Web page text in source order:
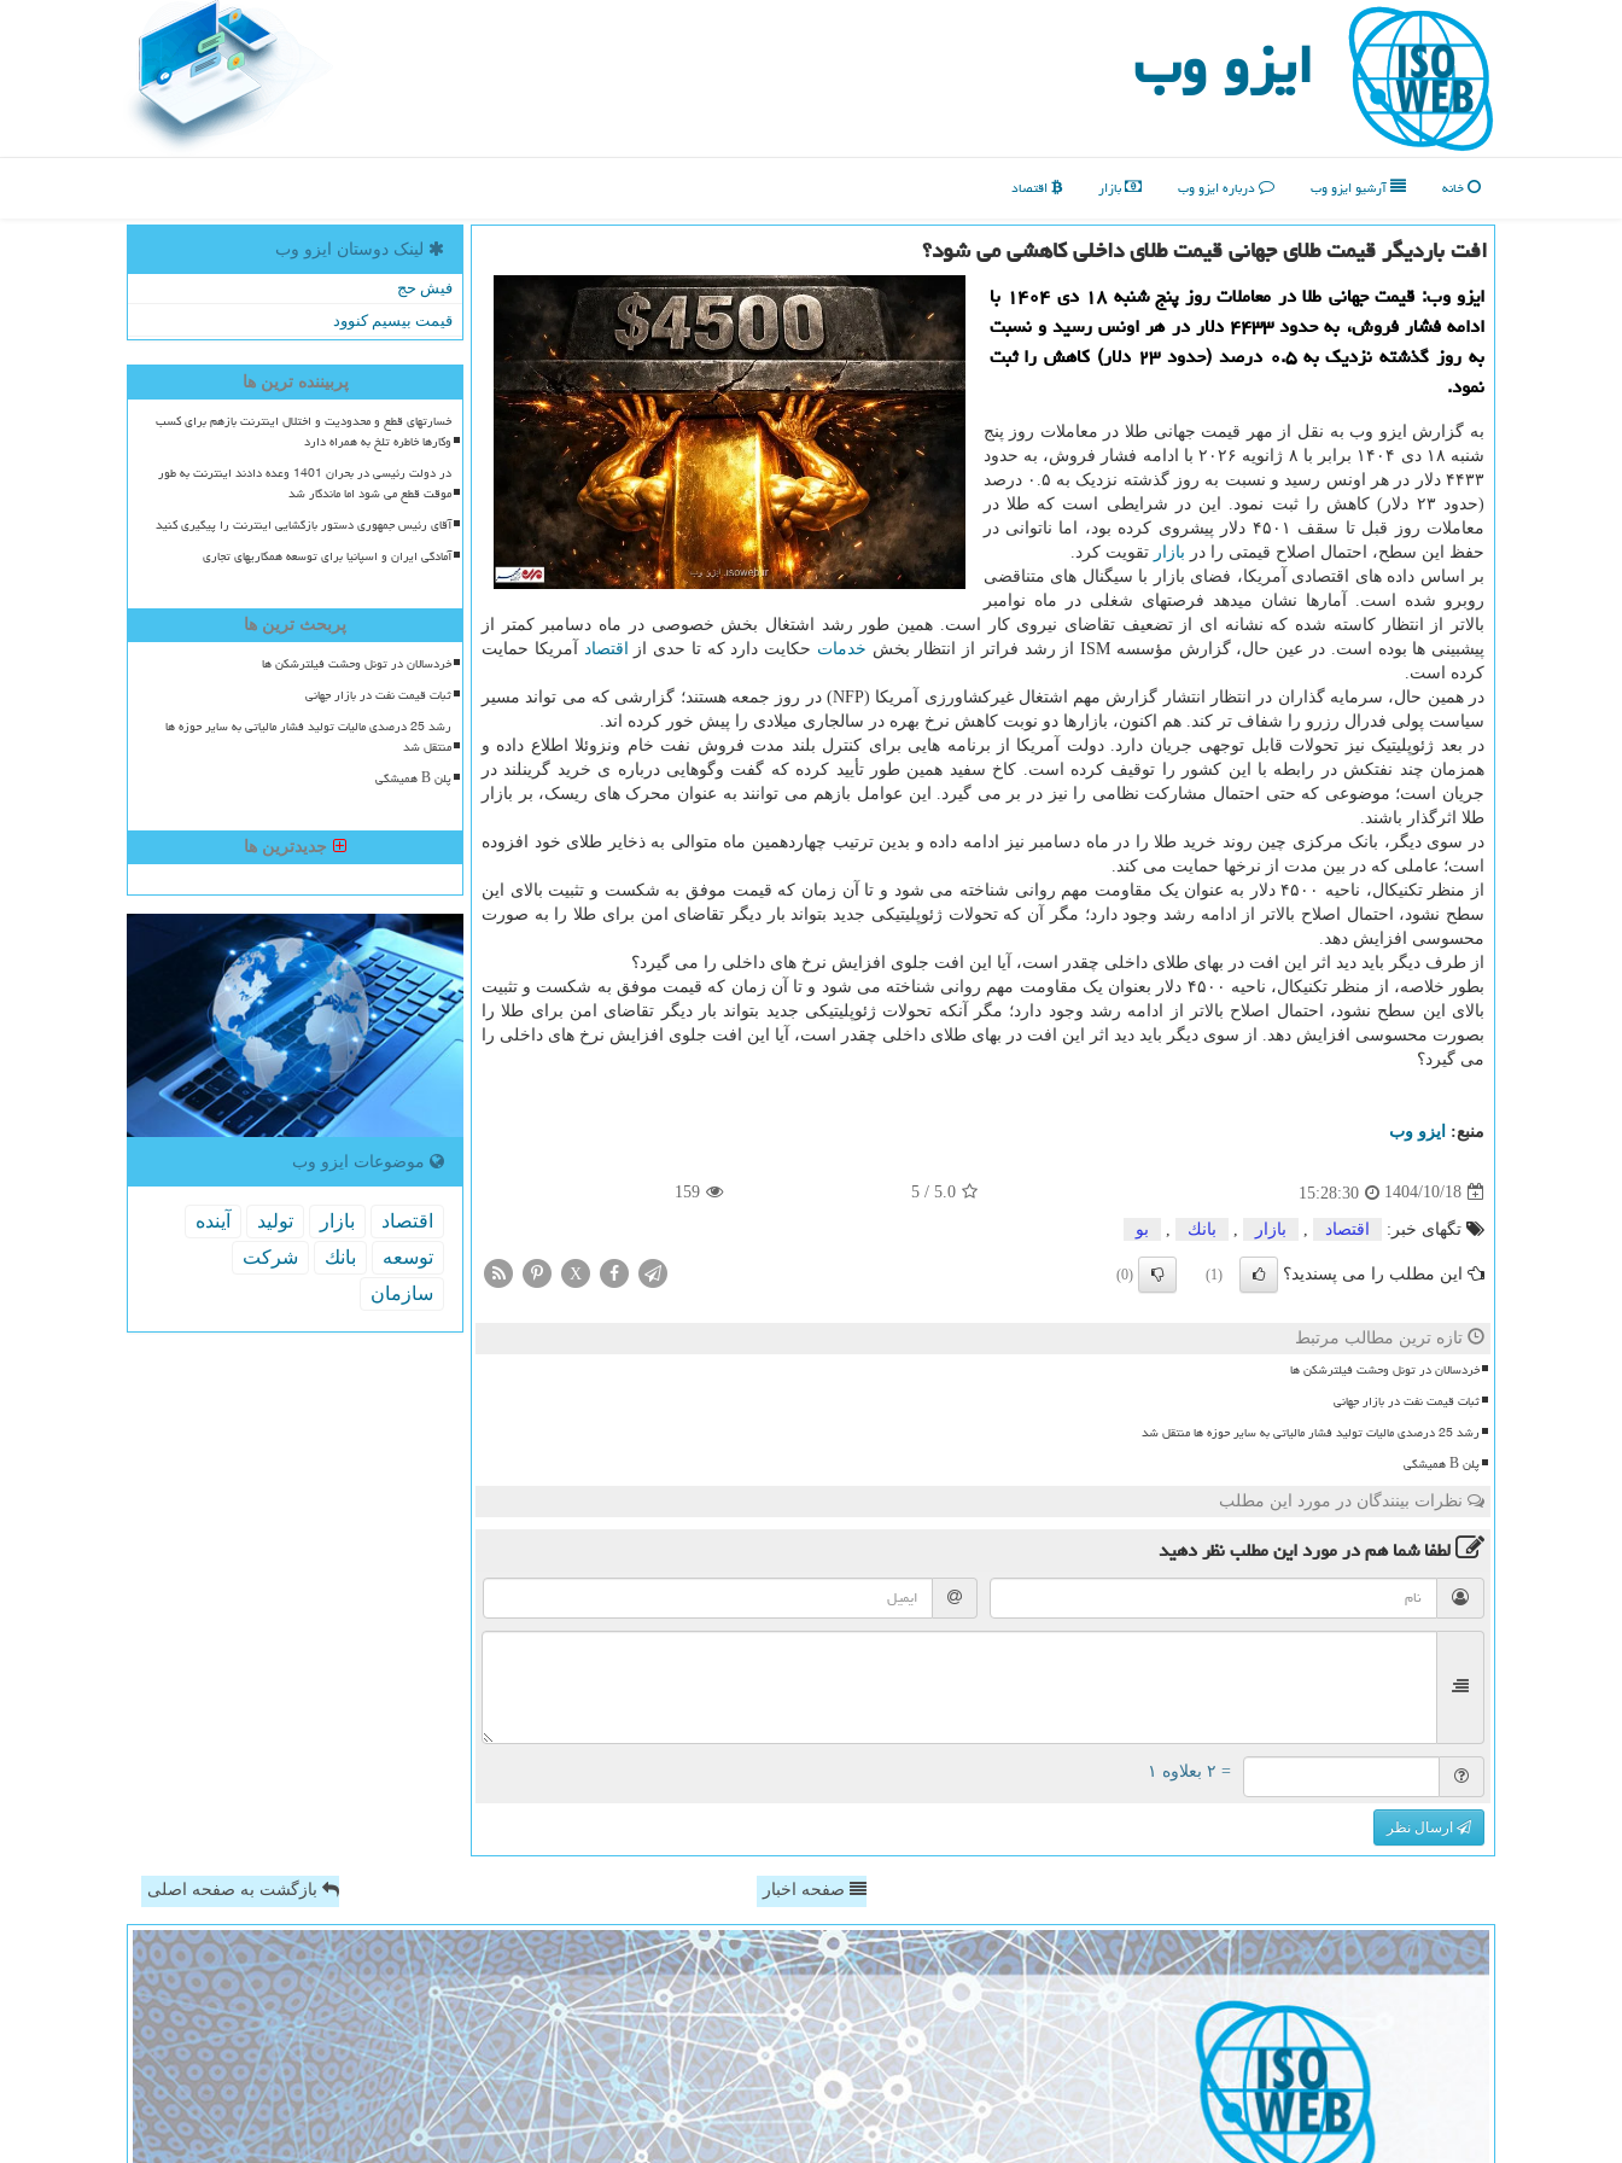
ایزو وب
خانه آرشیو ایزو وب درباره ایزو وب بازار اقتصاد
افت باردیگر قیمت طلای جهانی قیمت طلای داخلی کاهشی می شود؟
ایزو وب: قیمت جهانی طلا در معاملات روز پنج شنبه ۱۸ دی ۱۴۰۴ با
ادامه فشار فروش، به حدود ۴۴۳۳ دلار در هر اونس رسید و نسبت
به روز گذشته نزدیک به ۰.۵ درصد (حدود ۲۳ دلار) کاهش را ثبت
نمود.
به گزارش ایزو وب به نقل از مهر قیمت جهانی طلا در معاملات روز پنج
شنبه ۱۸ دی ۱۴۰۴ برابر با ۸ ژانویه ۲۰۲۶ با ادامه فشار فروش، به حدود
۴۴۳۳ دلار در هر اونس رسید و نسبت به روز گذشته نزدیک به ۰.۵ درصد
(حدود ۲۳ دلار) کاهش را ثبت نمود. این در شرایطی است که طلا در
معاملات روز قبل تا سقف ۴۵۰۱ دلار پیشروی کرده بود، اما ناتوانی در
حفظ این سطح، احتمال اصلاح قیمتی را در بازار تقویت کرد.
بر اساس داده های اقتصادی آمریکا، فضای بازار با سیگنال های متناقضی
روبرو شده است. آمارها نشان میدهد فرصتهای شغلی در ماه نوامبر
بالاتر از انتظار کاسته شده که نشانه ای از تضعیف تقاضای نیروی کار است. همین طور رشد اشتغال بخش خصوصی در ماه دسامبر کمتر از
پیشبینی ها بوده است. در عین حال، گزارش مؤسسه ISM از رشد فراتر از انتظار بخش
خدمات حکایت دارد که تا حدی از اقتصاد آمریکا حمایت
کرده است.
در همین حال، سرمایه گذاران در انتظار انتشار گزارش مهم اشتغال غیرکشاورزی آمریکا (NFP) در روز جمعه هستند؛ گزارشی که می تواند مسیر
سیاست پولی فدرال رزرو را شفاف تر کند. هم اکنون، بازارها دو نوبت کاهش نرخ بهره در سالجاری میلادی را پیش خور کرده اند.
در بعد ژئوپلیتیک نیز تحولات قابل توجهی جریان دارد. دولت آمریکا از برنامه هایی برای کنترل بلند مدت فروش نفت خام ونزوئلا اطلاع داده و
همزمان چند نفتکش در رابطه با این کشور را توقیف کرده است. کاخ سفید همین طور تأیید کرده که گفت وگوهایی درباره ی خرید گرینلند در
جریان است؛ موضوعی که حتی احتمال مشارکت نظامی را نیز در بر می گیرد. این عوامل بازهم می توانند به عنوان محرک های ریسک، بر بازار
طلا اثرگذار باشند.
در سوی دیگر، بانک مرکزی چین روند خرید طلا را در ماه دسامبر نیز ادامه داده و بدین ترتیب چهاردهمین ماه متوالی به ذخایر طلای خود افزوده
است؛ عاملی که در بین مدت از نرخها حمایت می کند.
از منظر تکنیکال، ناحیه ۴۵۰۰ دلار به عنوان یک مقاومت مهم روانی شناخته می شود و تا آن زمان که قیمت موفق به شکست و تثبیت بالای این
سطح نشود، احتمال اصلاح بالاتر از ادامه رشد وجود دارد؛ مگر آن که تحولات ژئوپلیتیکی جدید بتواند بار دیگر تقاضای امن برای طلا را به صورت
محسوسی افزایش دهد.
از طرف دیگر باید دید اثر این افت در بهای طلای داخلی چقدر است، آیا این افت جلوی افزایش نرخ های داخلی را می گیرد؟
بطور خلاصه، از منظر تکنیکال، ناحیه ۴۵۰۰ دلار بعنوان یک مقاومت مهم روانی شناخته می شود و تا آن زمان که قیمت موفق به شکست و تثبیت
بالای این سطح نشود، احتمال اصلاح بالاتر از ادامه رشد وجود دارد؛ مگر آنکه تحولات ژئوپلیتیکی جدید بتواند بار دیگر تقاضای امن برای طلا را
بصورت محسوسی افزایش دهد. از سوی دیگر باید دید اثر این افت در بهای طلای داخلی چقدر است، آیا این افت جلوی افزایش نرخ های داخلی را
می گیرد؟
منبع: ایزو وب
1404/10/18
15:28:30
5.0
/
5
159
تگهای خبر: اقتصاد بازار بانك بو
این مطلب را می پسندید؟ (1)
(0)
X
تازه ترین مطالب مرتبط
خردسالان در تونل وحشت فیلترشکن ها
ثبات قیمت نفت در بازار جهانی
رشد 25 درصدی مالیات تولید فشار مالیاتی به سایر حوزه ها منتقل شد
پلن B همیشگی
نظرات بینندگان در مورد این مطلب
لطفا شما همدر مورد این مطلبنظر دهید
= ۲ بعلاوه ۱
ارسال نظر
لینک دوستان ایزو وب
فیش حج
قیمت بیسیم کنوود
پربیننده ترین ها
خسارتهای قطع و محدودیت و اختلال اینترنت بازهم برای کسب
وکارها خاطره تلخ به همراه دارد
در دولت رئیسی در بحران 1401 وعده دادند اینترنت به طور
موقت قطع می شود اما ماندگار شد
آقای رئیس جمهوری دستور بازگشایی اینترنت را پیگیری کنید
آمادگی ایران و اسپانیا برای توسعه همکاریهای تجاری
پربحث ترین ها
خردسالان در تونل وحشت فیلترشکن ها
ثبات قیمت نفت در بازار جهانی
رشد 25 درصدی مالیات تولید فشار مالیاتی به سایر حوزه ها
منتقل شد
پلن B همیشگی
جدیدترین ها
موضوعات ایزو وب
اقتصاد بازار تولید
آینده
توسعه
بانك
شركت
سازمان
صفحه اخبار بازگشت به صفحه اصلی